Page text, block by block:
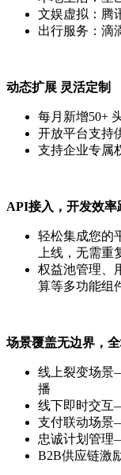
文娱虚拟：腾
出行服务：
动态扩展 灵活定制
每月新增50+
开放平台支持
支持企业专属
API接入，开发效率
轻松集成您的
上线，无需重
权益池管理、
算等多功能组
场景覆盖无边界，
线上裂变场景
播
线下即时交互
支付联动场景
忠诚计划管
B2B供应链激